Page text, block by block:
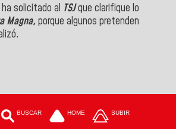
ha solicitado al TSJque clarifique lo
Magna, porque algunos pretenden
BUSCAR HOME SUBIR